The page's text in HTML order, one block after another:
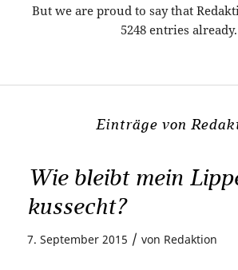
But we are proud to say that
5248 entries already.
Einträge von
Wie bleibt mein
kussecht?
7. September 2015 / von Redaktion